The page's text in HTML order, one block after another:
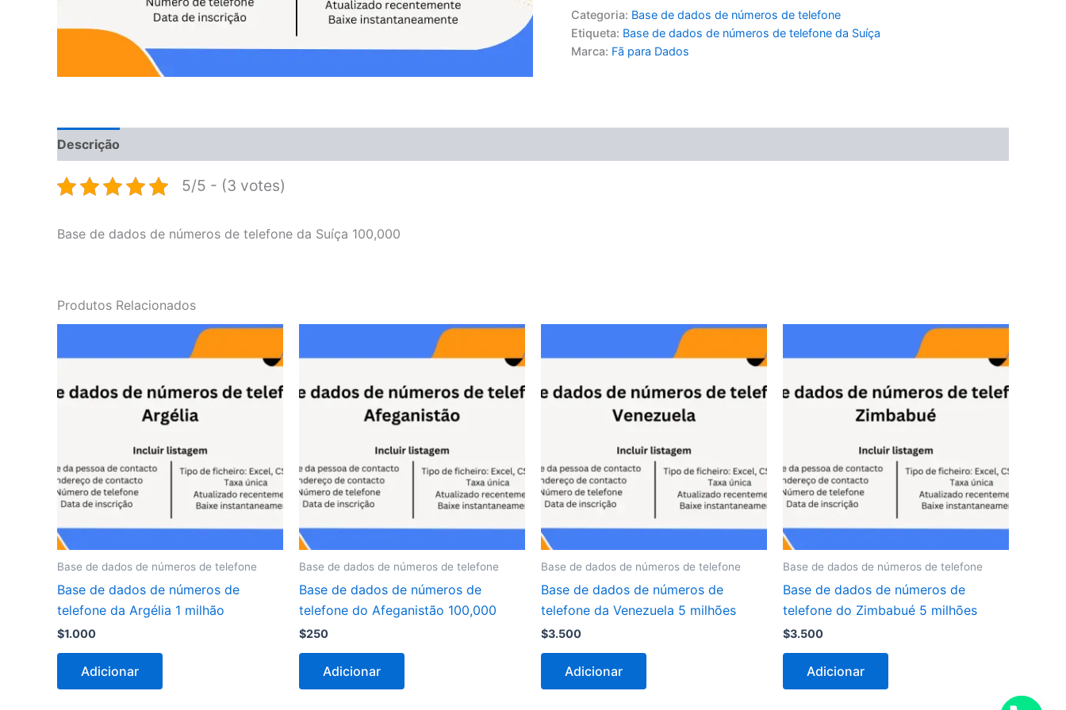
Categoria: Base de dados de números de telefone
Etiqueta: Base de dados de números de telefone da Suíça
Marca: Fã para Dados
Descrição
5/5 - (3 votes)
Base de dados de números de telefone da Suíça 100,000
Produtos Relacionados
Base de dados de números de telefone
Base de dados de números de
telefone da Argélia 1 milhão
$1.000
Adicionar
Base de dados de números de telefone
Base de dados de números de
telefone do Afeganistão 100,000
$250
Adicionar
Base de dados de números de telefone
Base de dados de números de
telefone da Venezuela 5 milhões
$3.500
Adicionar
Base de dados de números de telefone
Base de dados de números de
telefone do Zimbabué 5 milhões
$3.500
Adicionar